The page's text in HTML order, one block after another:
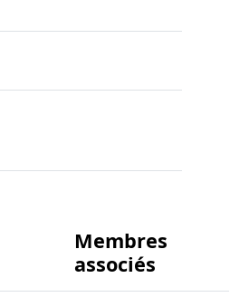
Membres
associés